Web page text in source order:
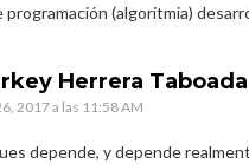
(algoritmia)
Herrera Taboada
2017 a las 11:58 AM
depende, y depende